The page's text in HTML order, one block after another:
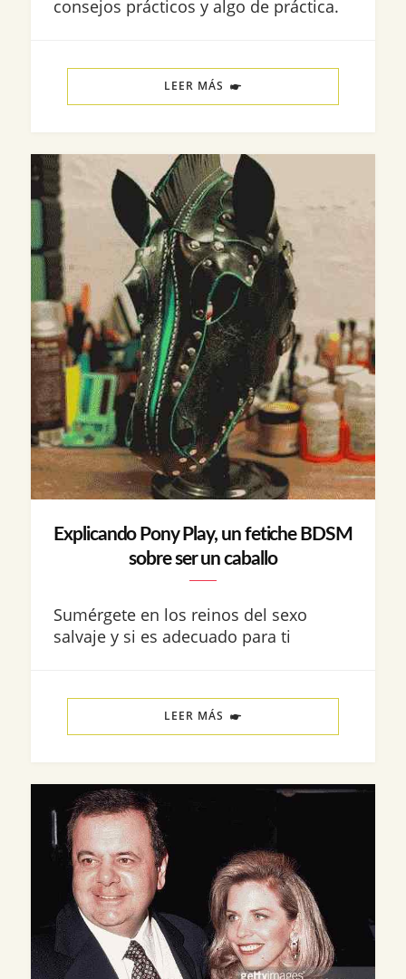
consejos prácticos y algo de práctica.
LEER MÁS
Explicando Pony Play, un fetiche BDSM
sobre ser un caballo
Sumérgete en los reinos del sexo
salvaje y si es adecuado para ti
LEER MÁS